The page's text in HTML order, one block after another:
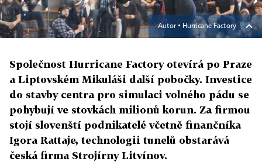
Autor ▪ Hurricane Factory
Společnost Hurricane Factory otevírá po Praze
a Liptovském Mikuláši další pobočky. Investice
do stavby centra pro simulaci volného pádu se
pohybují ve stovkách milionů korun. Za firmou
stojí slovenští podnikatelé včetně finančníka
Igora Rattaje, technologii tunelů obstarává
česká firma Strojírny Litvínov.